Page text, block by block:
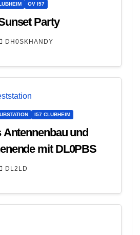
OV I57
Party
DH0SKHANDY
I57 CLUBHEIM
und
mit DL0PBS
DL2LD